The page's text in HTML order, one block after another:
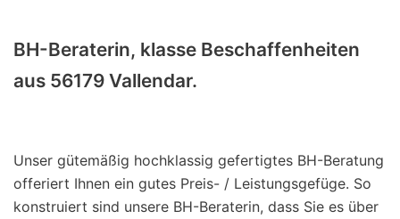
BH-Beraterin, klasse Beschaffenheiten
aus 56179 Vallendar.
Unser gütemäßig hochklassig gefertigtes BH-Beratung
offeriert Ihnen ein gutes Preis- / Leistungsgefüge. So
konstruiert sind unsere BH-Beraterin, dass Sie es über